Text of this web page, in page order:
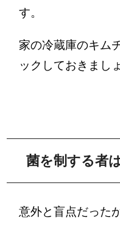
す。
家の冷蔵庫のキム
ックしておきまし
菌を制する者
意外と盲点だった